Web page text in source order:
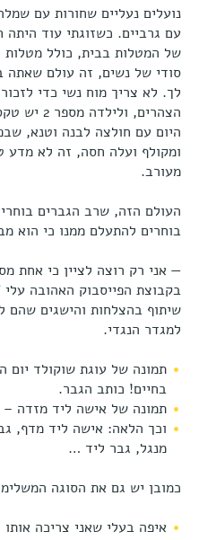
נועלים נעליים שחורות עם
עם גרביים. כשזוגתי עוד
של המטלות בבית, כולל
סודי של נשים, זה עולם שאתה
הצהרים,
היום עם חולצה לבנה וטנא,
ומקולף ועלה חסה, זה לא מדע
מעורב.
העולם הזה, שרב הגברים
בוחרים להתעלם ממנו כי הוא
— אני רק רוצה לציין כי אחת
בקבוצת הפייסבוק האהובה
שיתוף בהצלחות והישגים שהם
למגדר הנגדי.
תמונה של עוגת שוקולד יום
בחיים! כותב הגבר.
תמונה של אישה ליד מזדה
וכך הלאה: אישה ליד מדף,
מנגל, גבר ליד …
כמובן יש גם את הסוגה
איפה בעלי שאני צריכה